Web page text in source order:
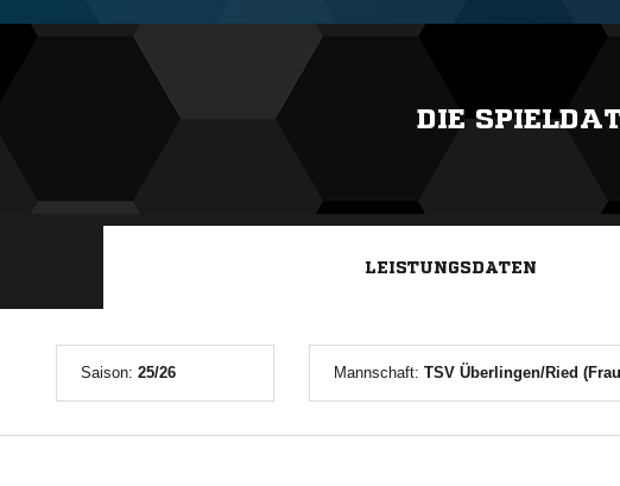
DIE
LEISTUNGSDATEN
Saison: 25/26 Mannschaft:TSV Überlingen/Ried